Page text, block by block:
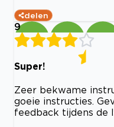
delen
9
Super!
Zeer bekwame
goeie instructies.
feedback tijdens de